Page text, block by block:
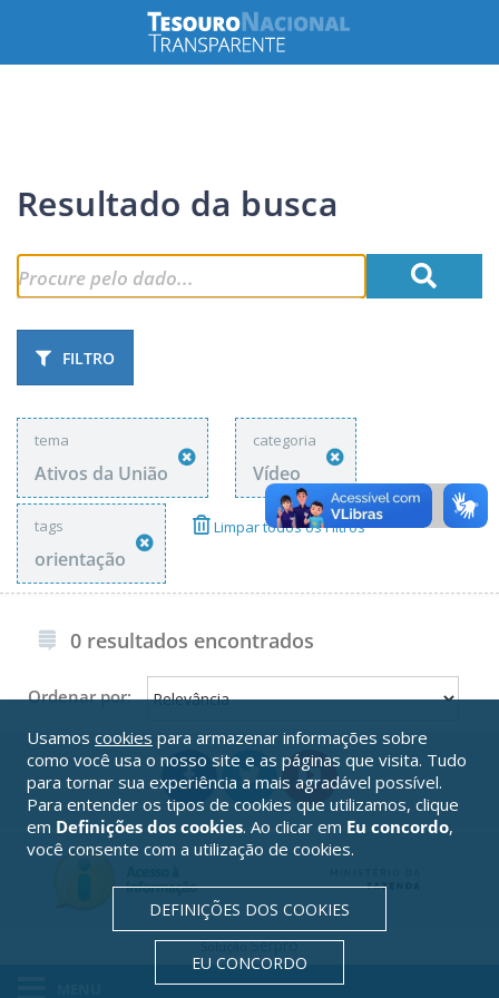
Resultado da busca
FILTRO
tema
Ativos da União
categoria
Vídeo
tags
orientação
Limpar todos os Filtros
0 resultados encontrados
Ordenar por:
SoluçãoSerpro
Usamos cookies para armazenar informações sobre
como você usa o nosso site e as páginas que visita. Tudo
para tornar sua experiência a mais agradável possível.
Para entender os tipos de cookies que utilizamos, clique
em Definições dos cookies. Ao clicar em Eu concordo,
você consente com a utilização de cookies.
DEFINIÇÕES DOS COOKIES
EU CONCORDO